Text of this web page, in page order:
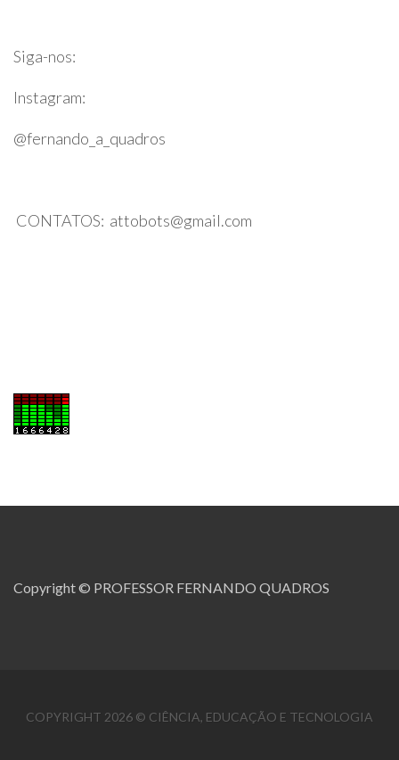
Siga-nos:
Instagram:
@fernando_a_quadros
CONTATOS: attobots@gmail.com
Copyright © PROFESSOR FERNANDO QUADROS
COPYRIGHT 2026 © CIÊNCIA, EDUCAÇÃO E TECNOLOGIA